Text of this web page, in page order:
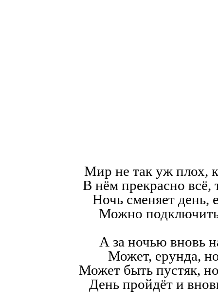
Мир не так уж плох,
В нём прекрасно всё,
Ночь сменяет день,
Можно
А за ночью вновь
Может, ерунда,
Может быть пустяк,
День пройдёт и